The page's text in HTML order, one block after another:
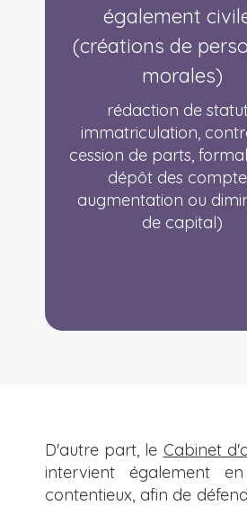
également
(créations de
morales)
rédaction de
immatriculation,
cession de parts,
dépôt des
augmentation ou
de capital)
D'autre part, le Cabinet
intervient également
contentieux, afin de